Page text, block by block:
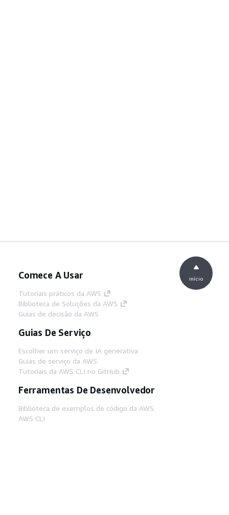
Comece A Usar
Tutoriais práticos da AWS
Biblioteca de Soluções da AWS
Guias de decisão da AWS
Guias De Serviço
Escolher um serviço de IA generativa
Guias de serviço da AWS
Tutoriais da AWS CLI no GitHub
Ferramentas De Desenvolvedor
Biblioteca de exemplos de código da AWS
AWS CLI
início